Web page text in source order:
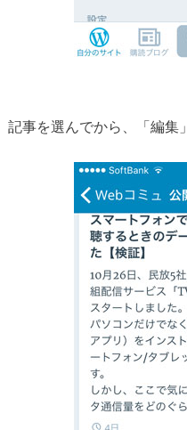
記事を選んでから、「編集